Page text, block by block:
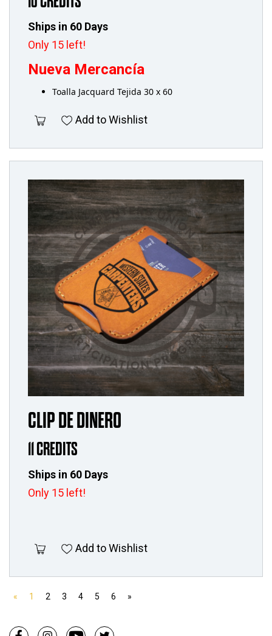
Ships in 60 Days
Only 15 left!
Nueva Mercancía
Toalla Jacquard Tejida 30 x 60
Add to Wishlist
CLIP DE DINERO
11 CREDITS
Ships in 60 Days
Only 15 left!
Add to Wishlist
« 1 2 3 4 5 6 »